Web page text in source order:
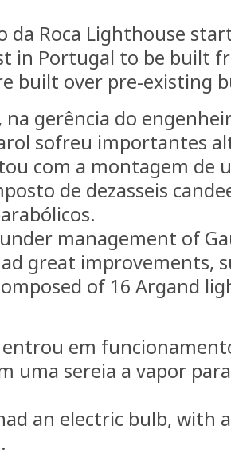
da Roca Lighthouse
in Portugal to be built
built over pre-existing
na gerência do
sofreu importantes
com a montagem de
de dezasseis
management of
great improvements,
of 16 Argand
entrou em
uma sereia a vapor
an electric bulb, with